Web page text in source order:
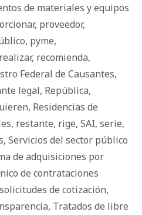
de materiales y equipos
, proveedor,
, pyme,
realizar, recomienda,
Federal de Causantes,
legal, República,
, Residencias de
, restante, rige, SAI, serie,
, Servicios del sector público
de adquisiciones por
de contrataciones
solicitudes de cotización,
, Tratados de libre